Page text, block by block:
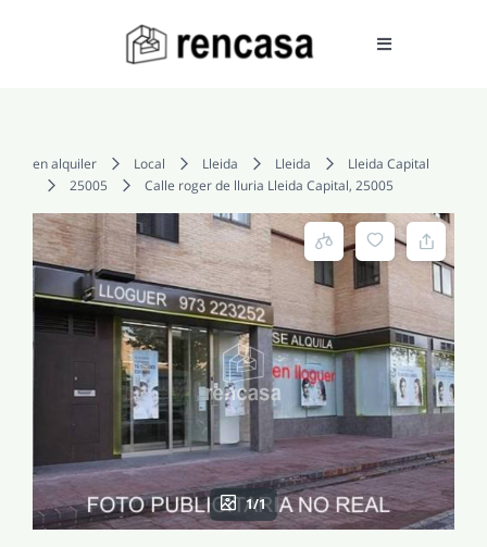
Toggle
ALQUILAR
VENDER
CONOCENOS
NOTICIAS Y BLOG
en alquiler Local Lleida Lleida
Lleida Capital
25005
Calle roger de lluria Lleida Capital, 25005
1/1